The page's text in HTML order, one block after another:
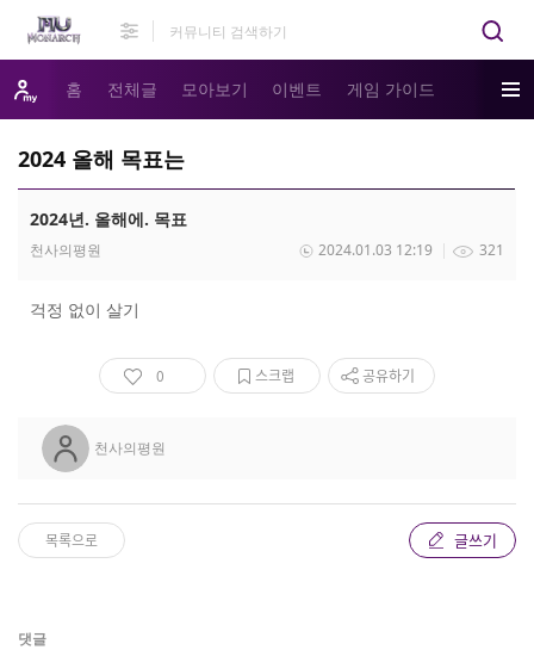
홈 전체글 모아보기 이벤트 게임 가이드
2024 올해 목표는
2024년. 올해에. 목표
천사의평원 321
2024.01.03 12:19
걱정 없이 살기
0 스크랩 공유하기
천사의평원
목록으로 글쓰기
댓글